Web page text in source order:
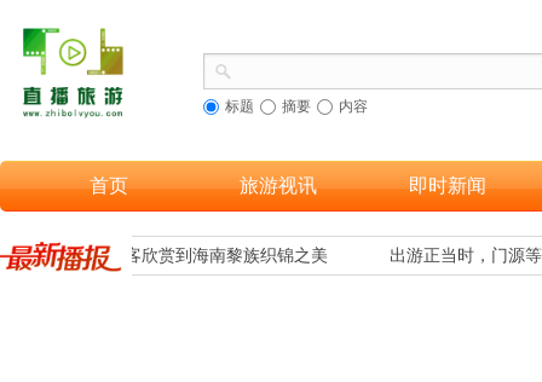
标题 摘要 内容
首页 旅游视讯 即时新闻
合，让更多游客欣赏到海南黎族织锦之美 出游正当时，门源等